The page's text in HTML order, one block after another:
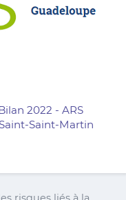
2022 - ARS
Saint-Martin